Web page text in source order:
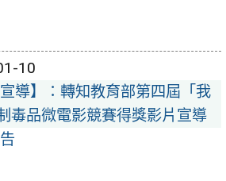
10
宣導】：轉知教育部第四屆「我
毒品微電影競賽得獎影片宣導